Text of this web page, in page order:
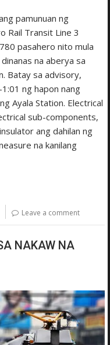
pamunuan ng
Rail Transit Line 3
pasahero nito mula
na aberya sa
Batay sa advisory,
ng hapon nang
Ayala Station. Electrical
sub-components,
ang dahilan ng
na kanilang
Leave a comment
NAKAW NA